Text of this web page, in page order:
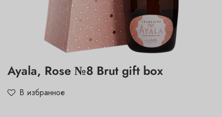
Ayala, Rose №8 Brut gift box
В избранное